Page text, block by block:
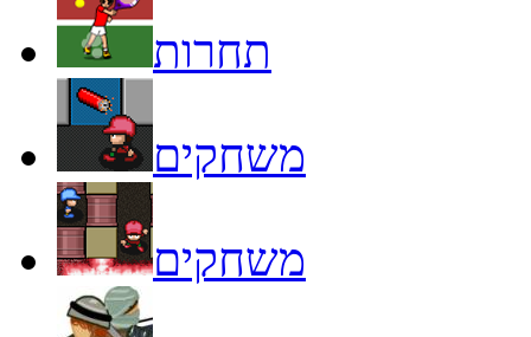
תחרות
משחקים
משחקים